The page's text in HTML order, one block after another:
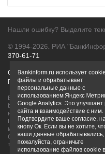
Нашли ошибку? Выделите
© 1994-2026. РИА
370-61-71
О проектеПолитика
Правовая информацияДля
Вся информация о продуктах
bankinform.ru, носит
не является публичной офертой,
ГК РФ. Информация не содержит
может быть изменена. Конечные
банков или при личном
товарные знаки принадлежит их
Bankinform.ru использует
файлы и обрабатывает
персональные данные с
использованием Яндекс
Google Analytics. Это улучшает
сайта и взаимодействие с ним.
Подтвердите ваше согласие,
кнопу Ок. Если вы не хотите,
ваши данные обрабатывались,
пожалуйста, ограничьте
использование файлов cookie